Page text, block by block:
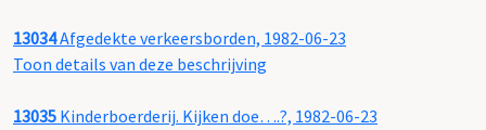
13034Afgedekte verkeersborden, 1982-06-23
Toon details van deze beschrijving
13035 Kinderboerderij. Kijken doe….?, 1982-06-23